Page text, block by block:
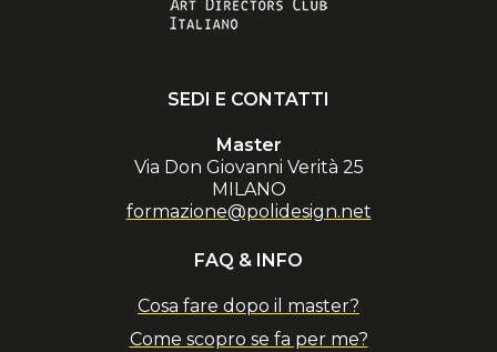
SEDI E CONTATTI
Master
Via Don Giovanni Verità 25
MILANO
formazione@polidesign.net
FAQ & INFO
Cosa fare dopo il master?
Come scopro se fa per me?